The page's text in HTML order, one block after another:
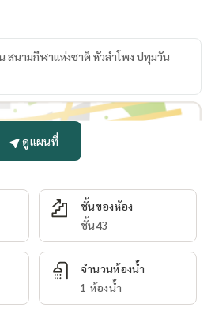
สนามกีฬาแห่งชาติ หัวลำโพง ปทุมวัน
ดูแผนที่
ชั้นของห้อง
ชั้น43
จำนวนห้องน้ำ
1 ห้องน้ำ